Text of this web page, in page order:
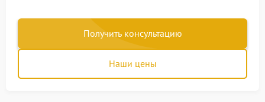
Получить консультацию
Наши цены